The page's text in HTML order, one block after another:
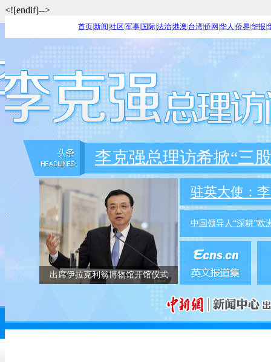
<![endif]-->
首页新闻 社区 军事 国际法治港澳 台湾侨网 华人 侨界华报
李克强总理访希掀“三
驻英大使：
中国领导人“深耕”欧
出席伊拉克利翁博物馆开馆仪式